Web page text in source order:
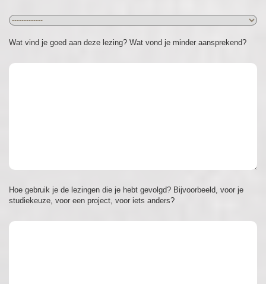
Wat vind je goed aan deze lezing? Wat vond je minder aansprekend?
Hoe gebruik je de lezingen die je hebt gevolgd? Bijvoorbeeld, voor je
studiekeuze, voor een project, voor iets anders?